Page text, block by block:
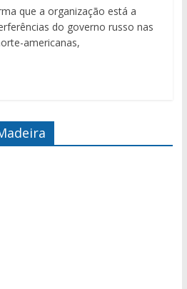
que a organização está a
do governo russo nas
americanas,